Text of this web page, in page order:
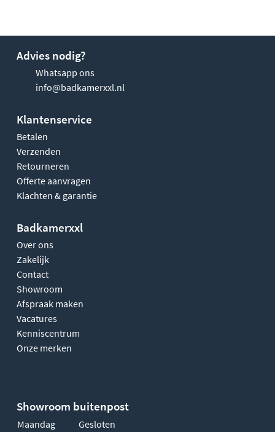
Advies nodig?
Whatsapp ons
info@badkamerxxl.nl
Klantenservice
Betalen
Verzenden
Retourneren
Offerte aanvragen
Klachten & garantie
Badkamerxxl
Over ons
Zakelijk
Contact
Showroom
Afspraak maken
Vacatures
Kenniscentrum
Onze merken
Showroom buitenpost
Maandag Gesloten